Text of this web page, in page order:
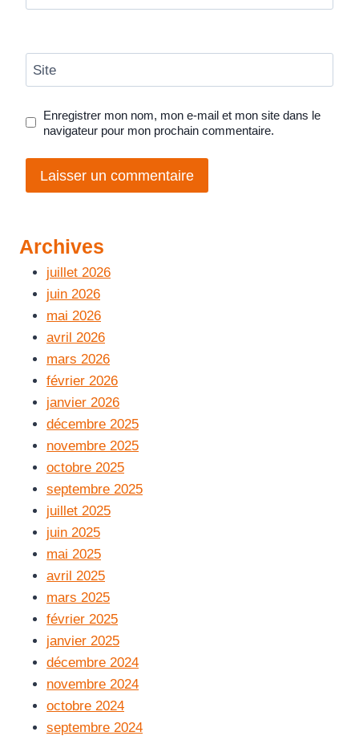
Site
Enregistrer mon nom, mon e-mail et mon site dans le
navigateur pour mon prochain commentaire.
Archives
juillet 2026
juin 2026
mai 2026
avril 2026
mars 2026
février 2026
janvier 2026
décembre 2025
novembre 2025
octobre 2025
septembre 2025
juillet 2025
juin 2025
mai 2025
avril 2025
mars 2025
février 2025
janvier 2025
décembre 2024
novembre 2024
octobre 2024
septembre 2024